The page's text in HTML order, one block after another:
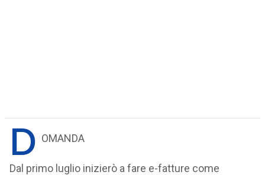
D OMANDA
Dal primo luglio inizierò a fare e-fatture come